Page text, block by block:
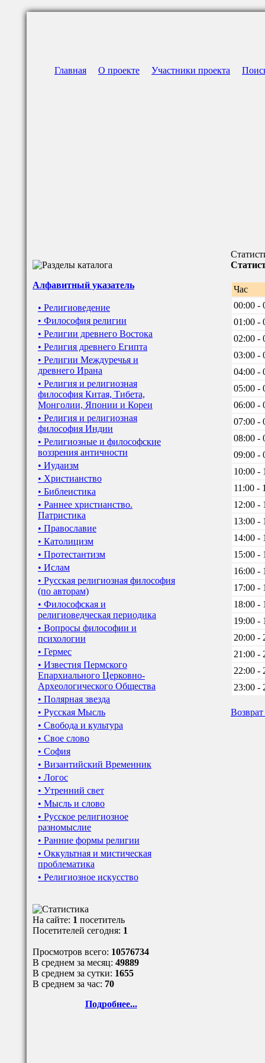
Главная О проекте Участники проекта
Алфавитный указатель
• Религиоведение
• Философия религии
• Религии древнего Востока
• Религия древнего Египта
• Религии Междуречья и
древнего Ирана
• Религия и религиозная
философия Китая, Тибета,
Монголии, Японии и Кореи
• Религия и религиозная
философия Индии
• Религиозные и философские
воззрения античности
• Иудаизм
• Христианство
• Библеистика
• Раннее христианство.
Патристика
• Православие
• Католицизм
• Протестантизм
• Ислам
• Русская религиозная философия
(по авторам)
• Философская и
религиоведческая периодика
• Вопросы философии и
психологии
• Гермес
• Известия Пермского
Епархиального Церковно-
Археологического Общества
• Полярная звезда
• Русская Мысль
• Свобода и культура
• Свое слово
• София
• Византийский Временник
• Логос
• Утренний свет
• Мысль и слово
• Русское религиозное
разномыслие
• Ранние формы религии
• Оккультная и мистическая
проблематика
• Религиозное искусство
На сайте: 1 посетитель
Посетителей сегодня: 1
Просмотров всего: 10576734
В среднем за месяц: 49889
В среднем за сутки: 1655
В среднем за час: 70
Подробнее...
Час
00:00 -
01:00 -
02:00 -
03:00 -
04:00 -
05:00 -
06:00 -
07:00 -
08:00 -
09:00 -
10:00 -
11:00 -
12:00 -
13:00 -
14:00 -
15:00 -
16:00 -
17:00 -
18:00 -
19:00 -
20:00 -
21:00 -
22:00 -
23:00 -
Возврат